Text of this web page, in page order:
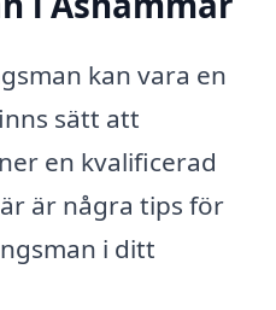
kan vara en
sätt att
en kvalificerad
är några tips för
i ditt